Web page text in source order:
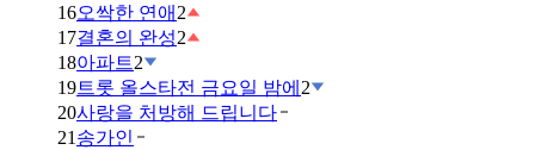
16오싹한 연애 2
17결혼의 완성2
18아파트2
19트롯 올스타전 금요일 밤에 2
20사랑을 처방해 드립니다
21 송가인